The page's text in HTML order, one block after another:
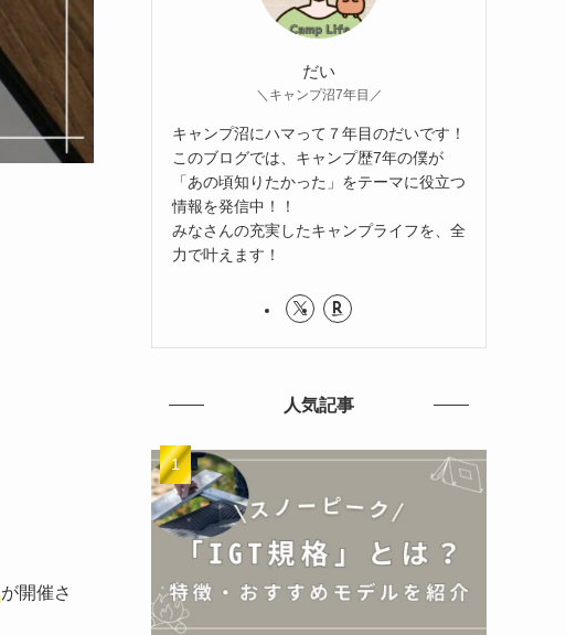
が開催さ
だい
＼キャンプ沼7年目／
キャンプ沼にハマって７年目のだいです！
このブログでは、キャンプ歴7年の僕が
「あの頃知りたかった」をテーマに役立つ
情報を発信中！！
みなさんの充実したキャンプライフを、全
力で叶えます！
人気記事